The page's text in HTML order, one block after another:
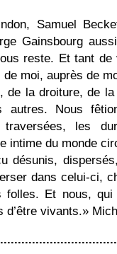
Samuel
Gainsbourg
reste. Et tant
moi, auprès de
de la droiture, de
Nous
traversées, les
intime du monde
désunis,
dans celui-ci,
folles. Et nous,
d’être vivants.»